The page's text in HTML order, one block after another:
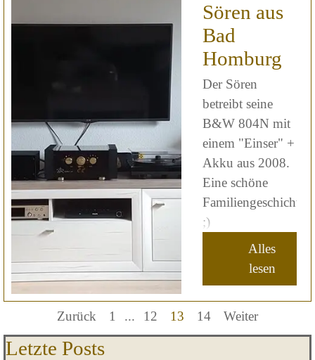
Sören aus
Bad
Homburg
Der Sören
betreibt seine
B&W 804N mit
einem "Einser" +
Akku aus 2008.
Eine schöne
Familiengeschichte...
;)
Alles
lesen
Zurück Gehen Sie zu Seite:
1 ... Gehen Sie zu Seite:
12 Aktuelle Seite:
13 Gehen Sie zu Seite:
14
Weiter
Block überspringen Letzte Posts
Letzte Posts